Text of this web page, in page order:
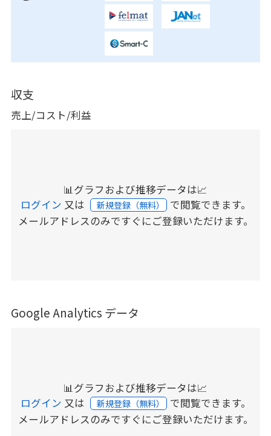
収支
売上/コスト/利益
📊グラフおよび推移データは📈
ログイン 又は 新規登録（無料） で閲覧できます。
メールアドレスのみですぐにご登録いただけます。
Google Analytics データ
📊グラフおよび推移データは📈
ログイン 又は 新規登録（無料） で閲覧できます。
メールアドレスのみですぐにご登録いただけます。